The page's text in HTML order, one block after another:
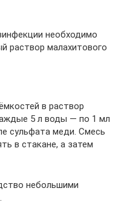
необходимо
раствор малахитового
в раствор
5 л воды — по 1 мл
сульфата меди. Смесь
в стакане, а затем
небольшими